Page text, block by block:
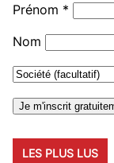
Prénom *
Nom
LES PLUS LUS